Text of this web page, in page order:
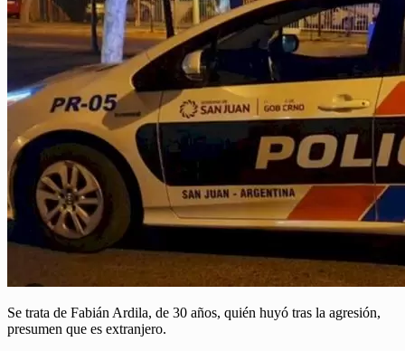
Se trata de Fabián Ardila, de 30 años, quién huyó tras la agresión,
presumen que es extranjero.